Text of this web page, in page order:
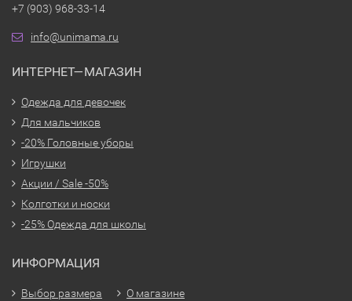
+7 (903) 968-33-14
info@unimama.ru
ИНТЕРНЕТ—МАГАЗИН
Одежда для девочек
Для мальчиков
-20% Головные уборы
Игрушки
Акции / Sale -50%
Колготки и носки
-25% Одежда для школы
ИНФОРМАЦИЯ
Выбор размера
О магазине